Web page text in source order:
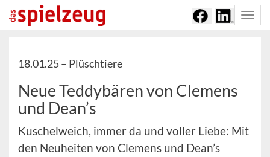
18.01.25 – Plüschtiere
Neue Teddybären von Clemens
und Dean’s
Kuschelweich, immer da und voller Liebe: Mit
den Neuheiten von Clemens und Dean’s